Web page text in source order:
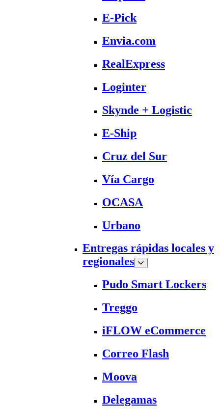
E-Pick
Envia.com
RealExpress
Loginter
Skynde + Logistic
E-Ship
Cruz del Sur
Vía Cargo
OCASA
Urbano
Entregas rápidas locales y
regionales
Pudo Smart Lockers
Treggo
iFLOW eCommerce
Correo Flash
Moova
Delegamas